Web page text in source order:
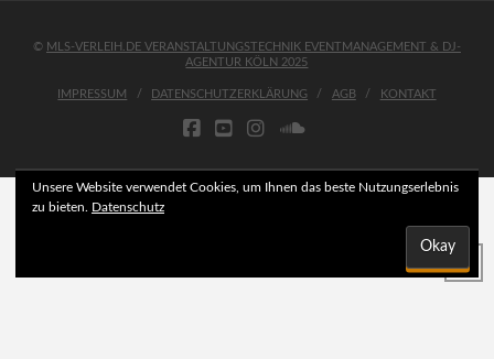
© MLS-VERLEIH.DE VERANSTALTUNGSTECHNIK EVENTMANAGEMENT & DJ-
AGENTUR KÖLN 2025
IMPRESSUM DATENSCHUTZERKLÄRUNG AGB KONTAKT
Unsere Website verwendet Cookies, um Ihnen das beste Nutzungserlebnis
zu bieten. Datenschutz